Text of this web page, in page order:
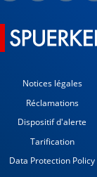
Notices légales
Réclamations
Dispositif d'alerte
Tarification
Data Protection Policy